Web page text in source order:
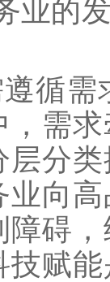
业的
循
，需
分
向
碍
赋